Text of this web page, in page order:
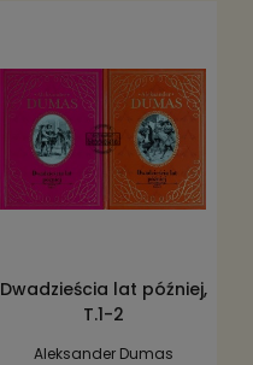
Dwadzieścia lat później,
T.1-2
Aleksander Dumas